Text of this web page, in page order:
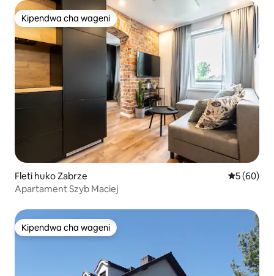
Kipendwa cha wageni
Kipendwa cha wageni
Fleti huko Zabrze Ukadiriaji
5 (60)
Apartament Szyb Maciej
Kipendwa cha wageni
Kipendwa cha wageni